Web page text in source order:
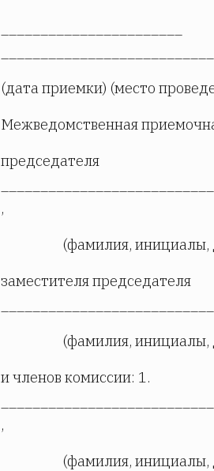
(дата приемки) (место
Межведомственная
председателя
,
(фамилия, инициалы,
заместителя председателя
(фамилия, инициалы,
и членов комиссии: 1.
,
(фамилия, инициалы,